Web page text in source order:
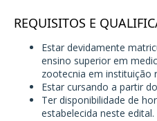
REQUISITOS E
Estar devidamente
ensino superior em
zootecnia em instituição
Estar cursando a partir
Ter disponibilidade de
estabelecida neste edital.